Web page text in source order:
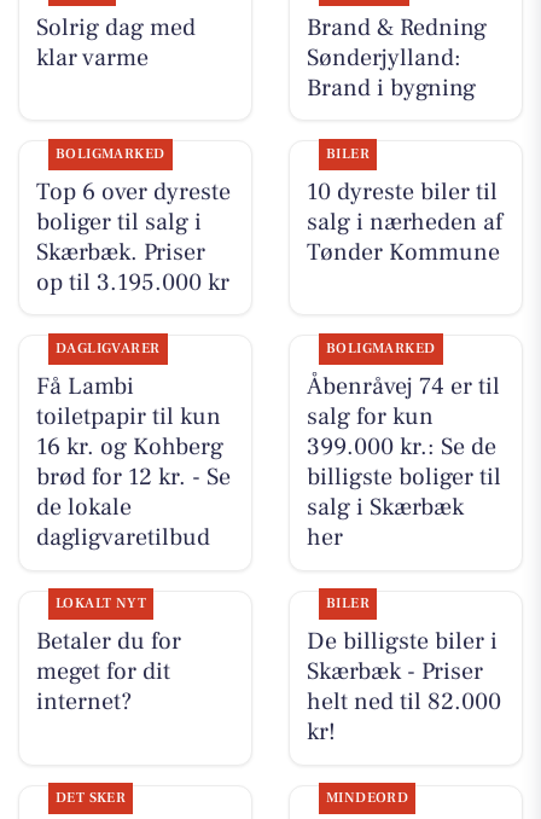
Solrig dag med
klar varme
Brand & Redning
Sønderjylland:
Brand i bygning
BOLIGMARKED
Top 6 over dyreste
boliger til salg i
Skærbæk. Priser
op til 3.195.000 kr
BILER
10 dyreste biler til
salg i nærheden af
Tønder Kommune
DAGLIGVARER
Få Lambi
toiletpapir til kun
16 kr. og Kohberg
brød for 12 kr. - Se
de lokale
dagligvaretilbud
BOLIGMARKED
Åbenråvej 74 er til
salg for kun
399.000 kr.: Se de
billigste boliger til
salg i Skærbæk
her
LOKALT NYT
Betaler du for
meget for dit
internet?
BILER
De billigste biler i
Skærbæk - Priser
helt ned til 82.000
kr!
DET SKER MINDEORD